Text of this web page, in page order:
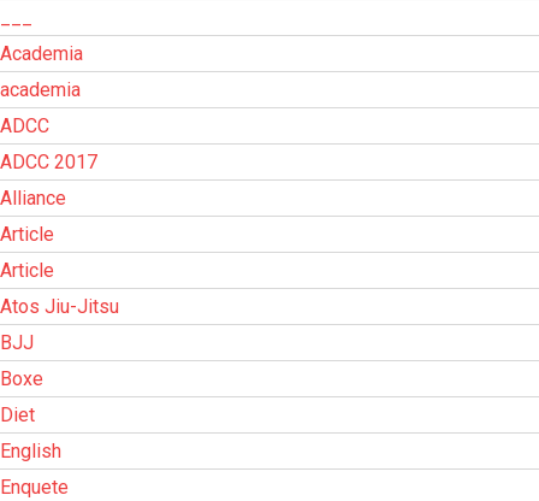
Academia
academia
ADCC
ADCC 2017
Alliance
Article
Article
Atos Jiu-Jitsu
BJJ
Boxe
Diet
English
Enquete